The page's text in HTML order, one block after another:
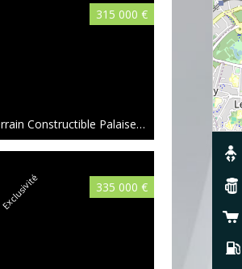
315 000 €
Terrain Constructible Palaiseau 04 a 89 ca
Exclusivité 335 000 €